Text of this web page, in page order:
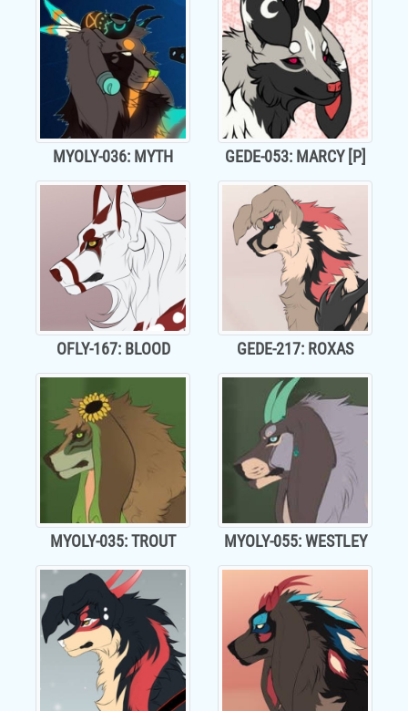
MYOLY-036: MYTH GEDE-053: MARCY [P]
OFLY-167: BLOOD GEDE-217: ROXAS
MYOLY-035: TROUT MYOLY-055: WESTLEY